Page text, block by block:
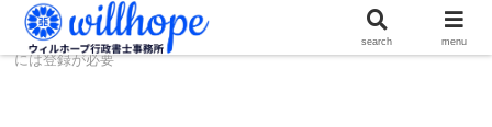
ホーム 建設コラム
【電気工事業登録】電気配線工事
には登録が必要
search menu